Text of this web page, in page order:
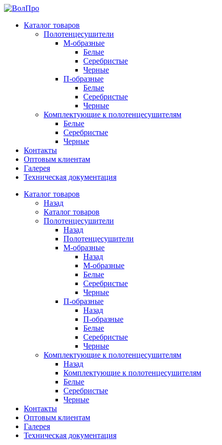
Каталог товаров
Полотенцесушители
М-образные
Белые
Серебристые
Черные
П-образные
Белые
Серебристые
Черные
Комплектующие к полотенцесушителям
Белые
Серебристые
Черные
Контакты
Оптовым клиентам
Галерея
Техническая документация
Каталог товаров
Назад
Каталог товаров
Полотенцесушители
Назад
Полотенцесушители
М-образные
Назад
М-образные
Белые
Серебристые
Черные
П-образные
Назад
П-образные
Белые
Серебристые
Черные
Комплектующие к полотенцесушителям
Назад
Комплектующие к полотенцесушителям
Белые
Серебристые
Черные
Контакты
Оптовым клиентам
Галерея
Техническая документация